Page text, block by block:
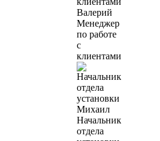
Валерий
Менеджер
по работе
с
клиентами
Михаил
Начальник
отдела